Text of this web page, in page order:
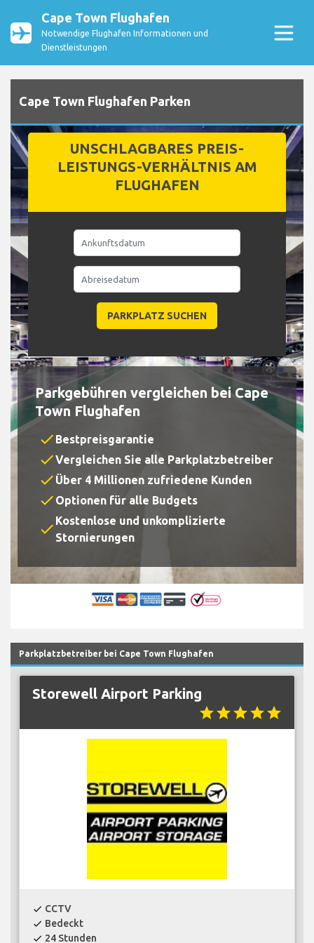
Cape Town Flughafen
Notwendige Flughafen Informationen und
Dienstleistungen
Cape Town Flughafen Parken
UNSCHLAGBARES PREIS-
LEISTUNGS-VERHÄLTNIS AM
FLUGHAFEN
Parkgebühren vergleichen bei Cape
Town Flughafen
check Bestpreisgarantie
checkVergleichen Sie alle Parkplatzbetreiber
check Über 4 Millionen zufriedene Kunden
check Optionen für alle Budgets
check Kostenlose und unkomplizierte
Stornierungen
Parkplatzbetreiber bei Cape Town Flughafen
Storewell Airport Parking
starstarstarstarstar
check CCTV
check Bedeckt
check 24 Stunden